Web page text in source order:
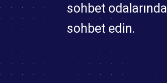
sohbet
sohbet edin.